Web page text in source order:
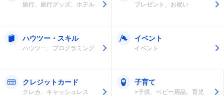
旅行、旅行グッズ、ホテル プレゼント、お祝い
ハウツー・スキル
ハウツー、プログラミング
イベント
イベント
クレジットカード
クレカ、キャッシュレス
子育て
>子供、ベビー用品、育児